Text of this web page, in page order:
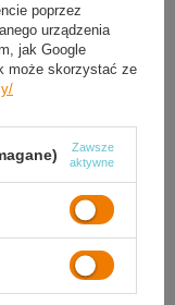
od ręki
poprzez
urządzenia
jak Google
może skorzystać ze
Zawsze
aktywne